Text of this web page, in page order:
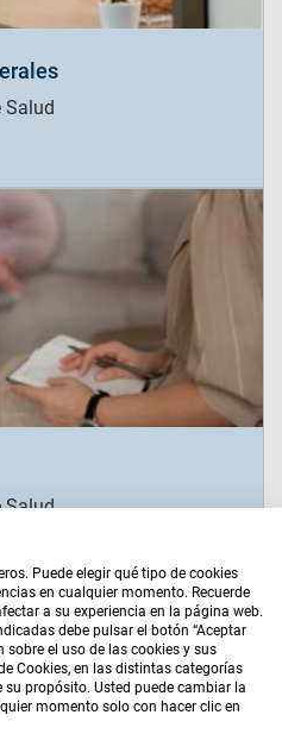
Salud
Salud
| Política de Cookies |
Somos | Mapa Web
Puede elegir qué tipo de cookies
en cualquier momento. Recuerde
a su experiencia en la página web.
debe pulsar el botón “Aceptar
el uso de las cookies y sus
Cookies, en las distintas categorías
propósito. Usted puede cambiar la
momento solo con hacer clic en